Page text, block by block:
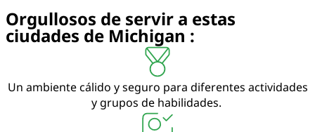
Orgullosos de servir a estas
ciudades de Michigan :
Un ambiente cálido y seguro para diferentes actividades
y grupos de habilidades.